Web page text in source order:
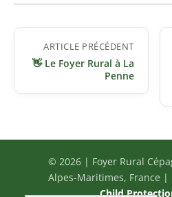
Navigation
de
l’article
ARTICLE PRÉCÉDENT
👋 Le Foyer Rural à La
Penne
© 2026 | Foyer Rural
Alpes-Maritimes, France |
Child